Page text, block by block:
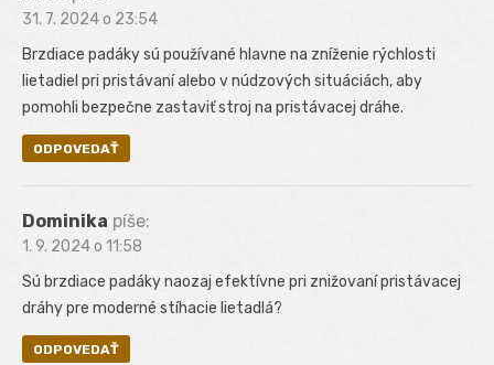
31. 7. 2024 o 23:54
Brzdiace padáky sú používané hlavne na zníženie rýchlosti
lietadiel pri pristávaní alebo v núdzových situáciách, aby
pomohli bezpečne zastaviť stroj na pristávacej dráhe.
ODPOVEDAŤ
Dominika píše:
1. 9. 2024 o 11:58
Sú brzdiace padáky naozaj efektívne pri znižovaní pristávacej
dráhy pre moderné stíhacie lietadlá?
ODPOVEDAŤ